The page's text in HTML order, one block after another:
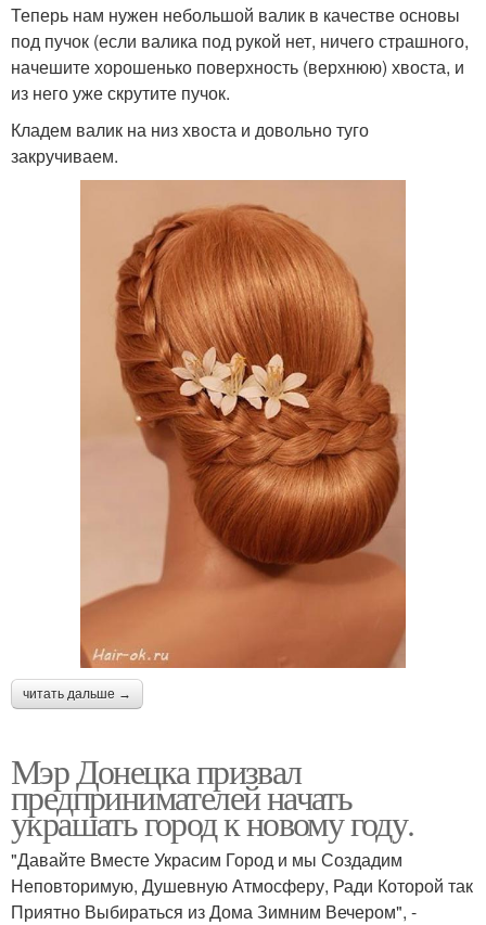
Теперь нам нужен небольшой валик в качестве основы
под пучок (если валика под рукой нет, ничего страшного,
начешите хорошенько поверхность (верхнюю) хвоста, и
из него уже скрутите пучок.
Кладем валик на низ хвоста и довольно туго
закручиваем.
читать дальше →
Мэр Донецка призвал
предпринимателей начать
украшать город к новому году.
"Давайте Вместе Украсим Город и мы Создадим
Неповторимую, Душевную Атмосферу, Ради Которой так
Приятно Выбираться из Дома Зимним Вечером", -